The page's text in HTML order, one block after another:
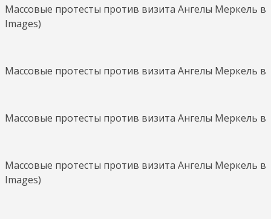
Массовые протесты против визита Ангелы Меркель в
Images)
Массовые протесты против визита Ангелы Меркель в
Массовые протесты против визита Ангелы Меркель в
Массовые протесты против визита Ангелы Меркель в
Images)